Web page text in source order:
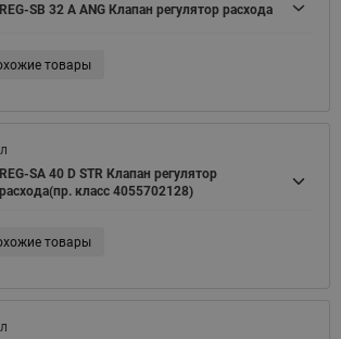
REG-SB 32 A ANG Клапан регулятор расхода
товары
REG-SA 40 D STR Клапан регулятор
расхода(пр. класс 4055702128)
товары